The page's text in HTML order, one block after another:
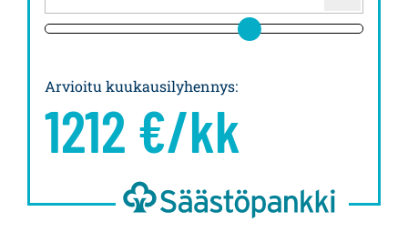
Arvioitu kuukausilyhennys:
1212 €/kk